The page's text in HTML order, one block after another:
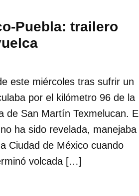
Puebla: trailero
este miércoles tras sufrir un
por el kilómetro 96 de la
de San Martín Texmelucan. El
ha sido revelada, manejaba
Ciudad de México cuando
volcada […]